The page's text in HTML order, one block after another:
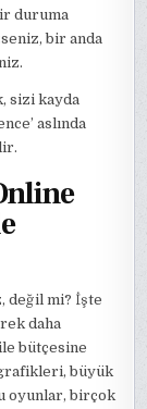
duruma
bir anda
sizi kayda
aslında
değil mi? İşte
daha
bütçesine
büyük
oyunlar, birçok